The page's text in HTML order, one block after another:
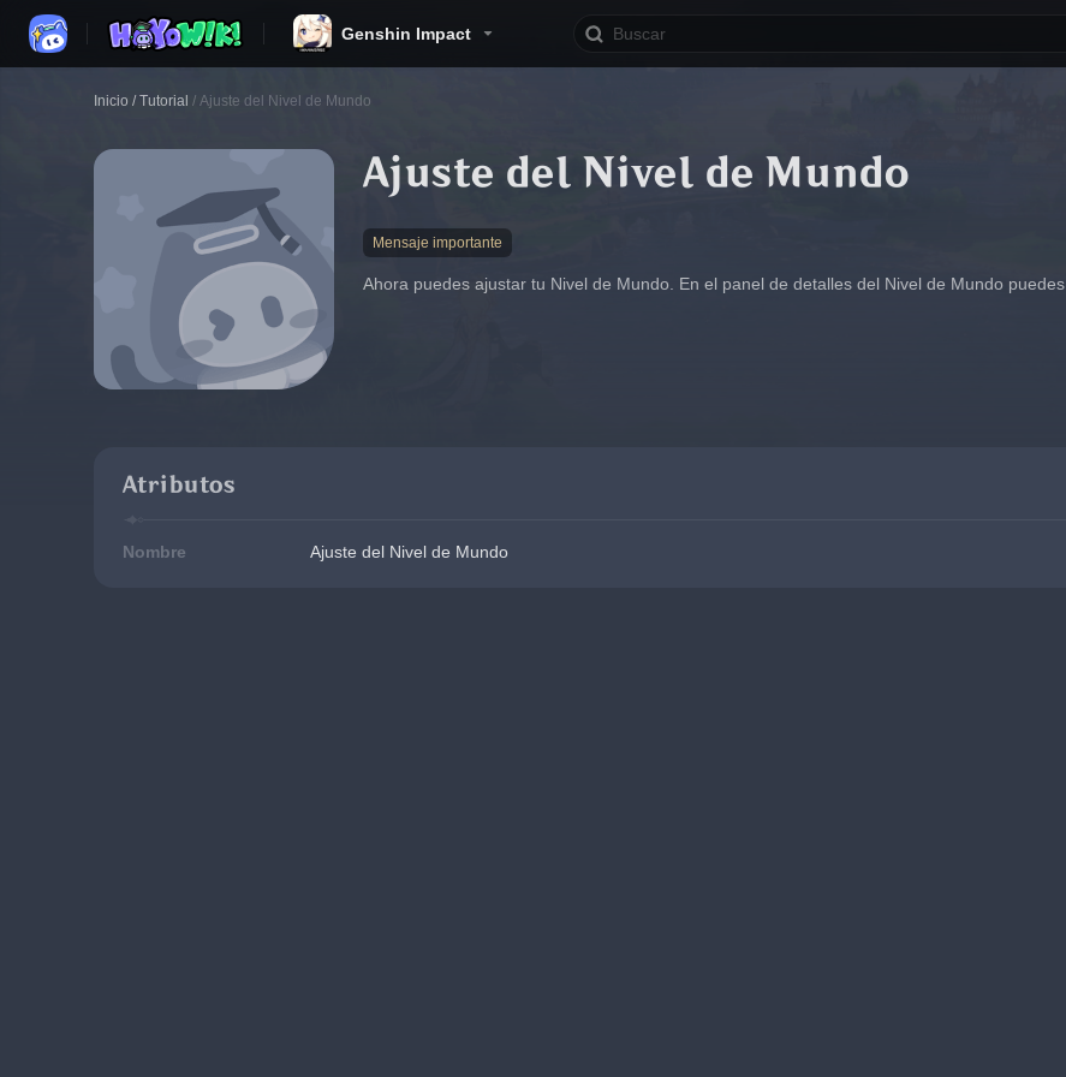
Genshin Impact
Inicio / Tutorial / Ajuste del Nivel de Mundo
Ajuste del Nivel de Mundo
Mensaje importante
Ahora puedes ajustar tu Nivel de Mundo. En el panel de detalles del Nivel de Mundo puedes
Atributos
Nombre Ajuste del Nivel de Mundo